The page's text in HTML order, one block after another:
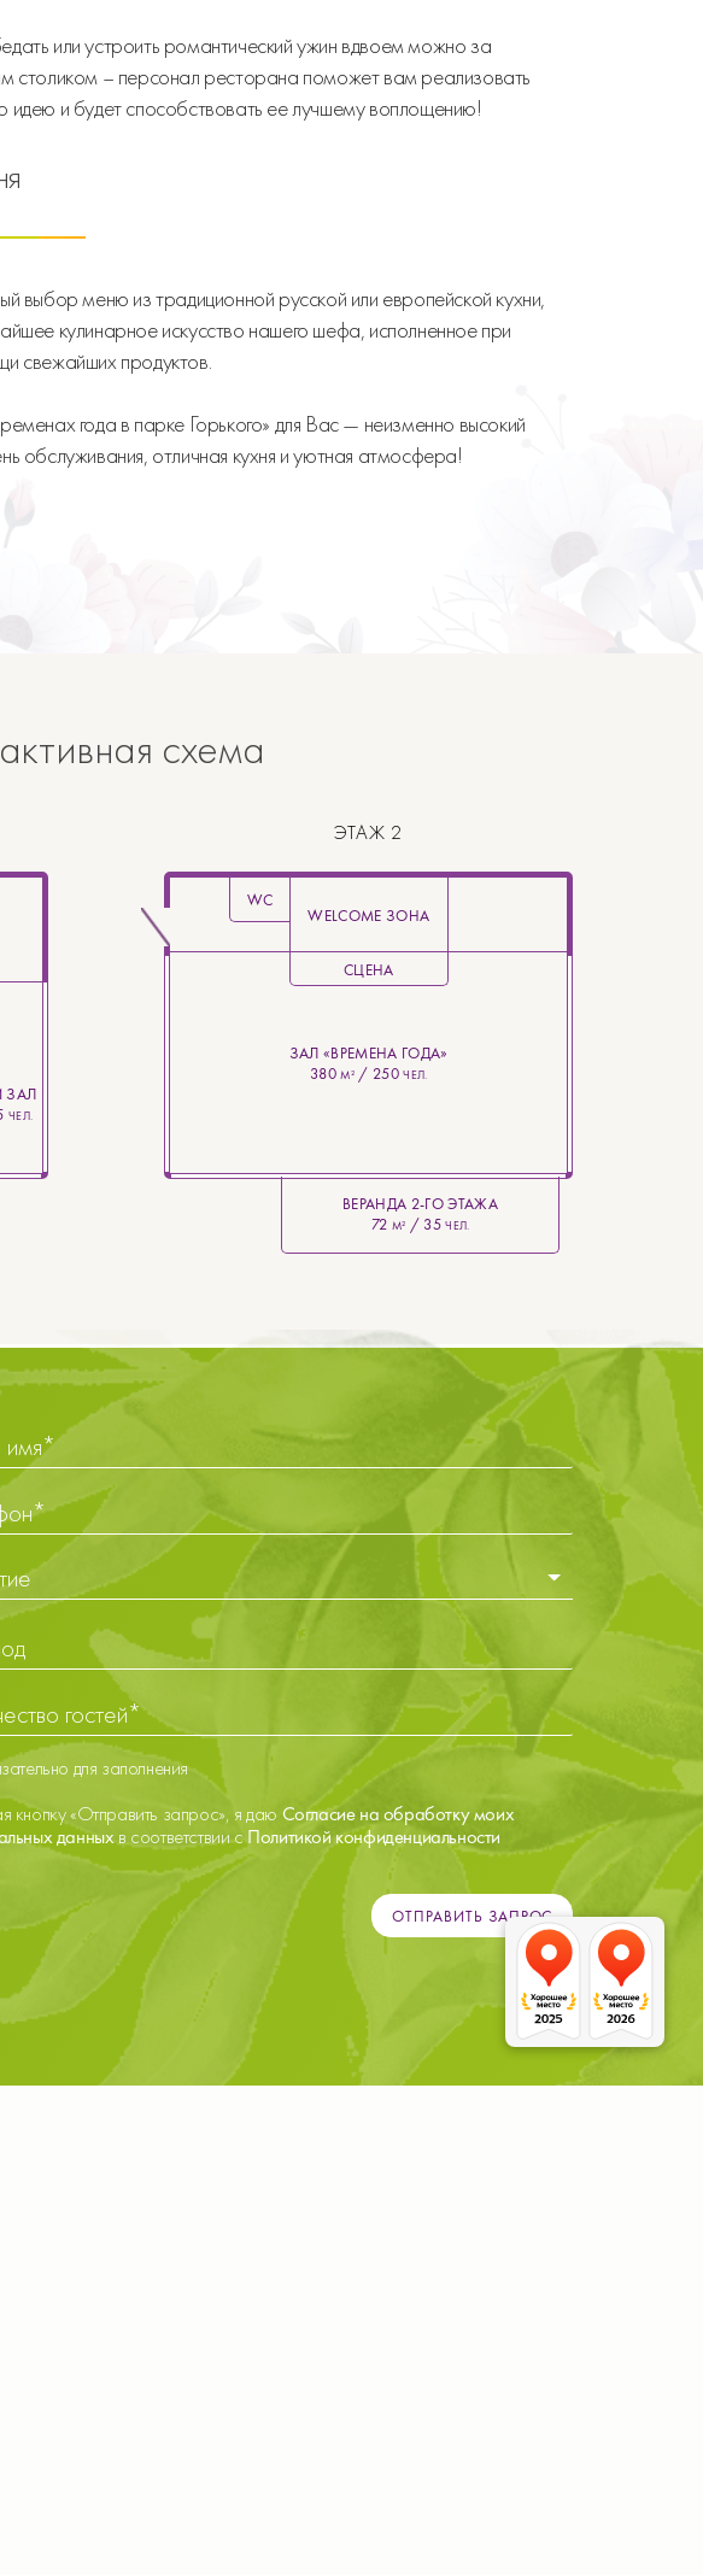
или устроить романтический ужин вдвоем можно за
столиком – персонал ресторана поможет вам реализовать
идею и будет способствовать ее лучшему воплощению!
выбор меню из традиционной русской или европейской кухни,
кулинарное искусство нашего шефа, исполненное при
свежайших продуктов.
года в парке Горького» для Вас — неизменно высокий
обслуживания, отличная кухня и уютная атмосфера!
схема
ЗАЛ
ЧЕЛ.
ЭТАЖ 2
ЗАЛ «ВРЕМЕНА ГОДА»
380М²/ 250ЧЕЛ.
СЦЕНА
WC
WELCOME ЗОНА
ВЕРАНДА 2-ГО ЭТАЖА
72 М² / 35ЧЕЛ.
для заполнения
кнопку «Отправить запрос», я даю Согласие на обработку моих
данных в соответствии сПолитикой конфиденциальности
ОТПРАВИТЬ ЗАПРОС